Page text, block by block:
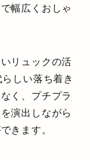
幅広くおしゃ
リュックの活
しい落ち着き
く、プチプラ
演出しながら
きます。